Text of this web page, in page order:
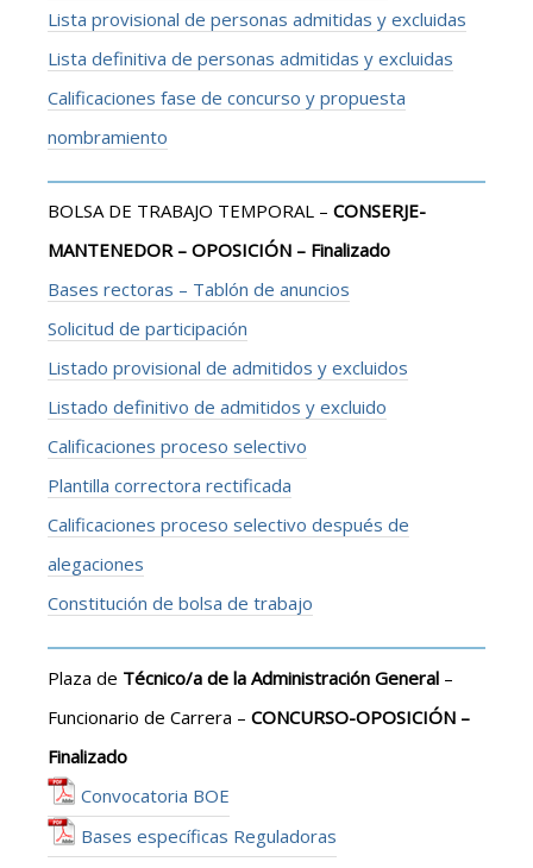
Lista provisional de personas admitidas y excluidas
Lista definitiva de personas admitidas y excluidas
Calificaciones fase de concurso y propuesta
nombramiento
BOLSA DE TRABAJO TEMPORAL – CONSERJE-
MANTENEDOR – OPOSICIÓN – Finalizado
Bases rectoras – Tablón de anuncios
Solicitud de participación
Listado provisional de admitidos y excluidos
Listado definitivo de admitidos y excluido
Calificaciones proceso selectivo
Plantilla correctora rectificada
Calificaciones proceso selectivo después de
alegaciones
Constitución de bolsa de trabajo
Plaza de Técnico/a de la Administración General –
Funcionario de Carrera – CONCURSO-OPOSICIÓN –
Finalizado
Convocatoria BOE
Bases específicas Reguladoras